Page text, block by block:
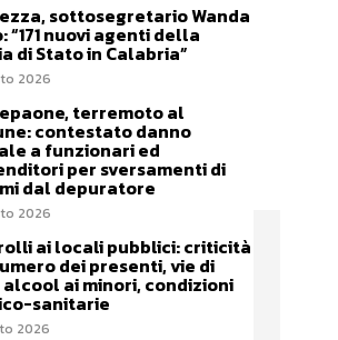
sottosegretario Wanda
“171 nuovi agenti della
di Stato in Calabria”
2026
terremoto al
contestato danno
a funzionari ed
per sversamenti di
dal depuratore
2026
ai locali pubblici: criticità
dei presenti, vie di
alcool ai minori, condizioni
sanitarie
2026